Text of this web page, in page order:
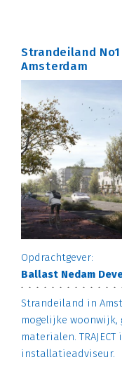
Strandeiland No1
Amsterdam
Opdrachtgever:
Ballast Nedam
Strandeiland in
mogelijke woonwijk,
materialen.
installatieadviseur.